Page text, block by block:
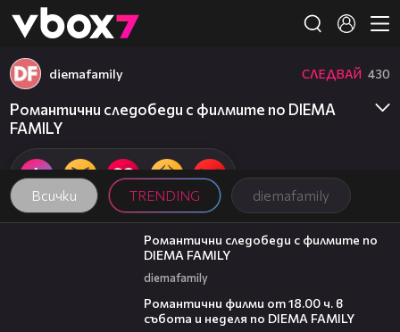
👾
Всички TRENDING diemafamily
diemafamily СЛЕДВАЙ 430
Романтични следобеди с филмите по DIEMA
FAMILY
00:31
Романтични следобеди с филмите по
DIEMA FAMILY
diemafamily
Романтични филми от 18.00 ч. в
събота и неделя по DIEMA FAMILY